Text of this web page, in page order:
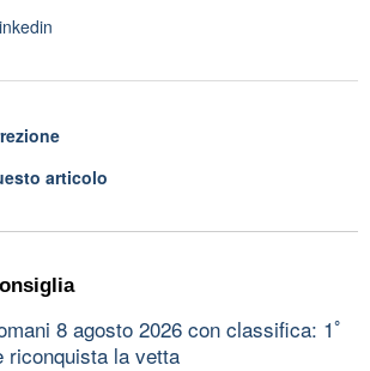
articolo
8 agosto 2026 con classifica: 1ﾟ
riconquista la vetta